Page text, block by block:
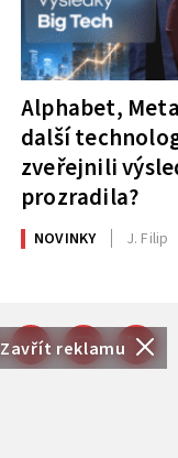
Zavřít reklamu
Alphabet,
další
zveřejnili
prozradila?
NOVINKY J. Filip